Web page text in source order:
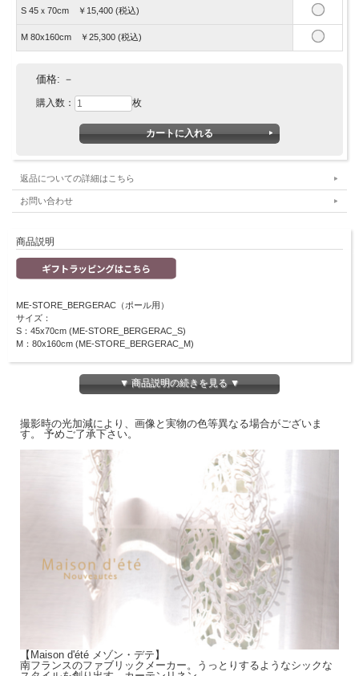
S 45ｘ70cm ￥15,400 (税込)
M 80x160cm ￥25,300 (税込)
価格: －
購入数： 枚
返品についての詳細はこちら
お問い合わせ
商品説明
ME-STORE_BERGERAC（ポール用）
サイズ：
S：45x70cm (ME-STORE_BERGERAC_S)
M：80x160cm (ME-STORE_BERGERAC_M)
上飾り部分：100%コットン
す。フレンチインテリアにぴったりです。
ふわりと風を受けて揺れる、美しいカーテンです。
▼ 商品説明の続きを見る ▼
撮影時の光加減により、画像と実物の色等異なる場合がございま
す。 予めご了承下さい。
【Maison d'été メゾン・デテ】
南フランスのファブリックメーカー。うっとりするようなシックな